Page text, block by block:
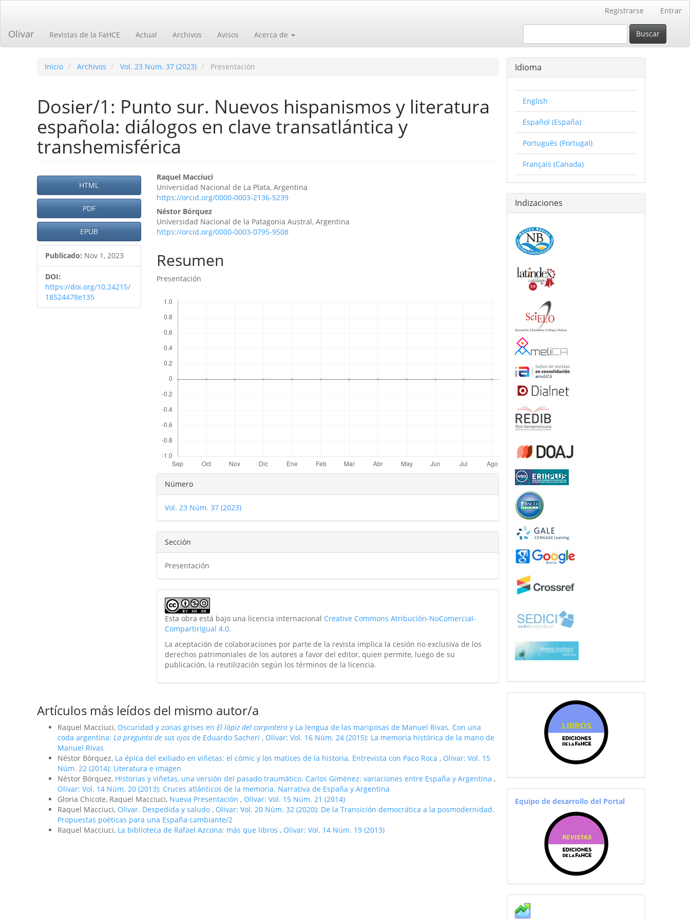
principal
Barra
Registrarse Entrar
Olivar Revistas de la FaHCE Actual Archivos Avisos Acerca de Buscar
Inicio Archivos Vol. 23 Núm. 37 (2023) Presentación
Dosier/1: Punto sur. Nuevos hispanismos y literatura
española: diálogos en clave transatlántica y
transhemisférica
Barra
lateral
del
artículo
HTML
PDF
EPUB
Publicado: Nov 1, 2023
DOI:
https://doi.org/10.24215/
18524478e135
Contenido
principal
del
artículo
Raquel Macciuci
Universidad Nacional de La Plata, Argentina
https://orcid.org/0000-0003-2136-5239
Néstor Bórquez
Universidad Nacional de la Patagonia Austral, Argentina
https://orcid.org/0000-0003-0795-9508
Resumen
Presentación
Detalles
del
artículo
Número
Vol. 23 Núm. 37 (2023)
Sección
Presentación
Esta obra está bajo una licencia internacional Creative Commons Atribución-NoComercial-
CompartirIgual 4.0.
La aceptación de colaboraciones por parte de la revista implica la cesión no exclusiva de los
derechos patrimoniales de los autores a favor del editor, quien permite, luego de su
publicación, la reutilización según los términos de la licencia.
Artículos más leídos del mismo autor/a
Raquel Macciuci, Oscuridad y zonas grises en El lápiz del carpintero y La lengua de las mariposas de Manuel Rivas. Con una
coda argentina: La pregunta de sus ojos de Eduardo Sacheri , Olivar: Vol. 16 Núm. 24 (2015): La memoria histórica de la mano de
Manuel Rivas
Néstor Bórquez, La épica del exiliado en viñetas: el cómic y los matices de la historia. Entrevista con Paco Roca , Olivar: Vol. 15
Núm. 22 (2014): Literatura e imagen
Néstor Bórquez, Historias y viñetas, una versión del pasado traumático. Carlos Giménez: variaciones entre España y Argentina ,
Olivar: Vol. 14 Núm. 20 (2013): Cruces atlánticos de la memoria. Narrativa de España y Argentina
Gloria Chicote, Raquel Macciuci, Nueva Presentación , Olivar: Vol. 15 Núm. 21 (2014)
Raquel Macciuci, Olivar. Despedida y saludo , Olivar: Vol. 20 Núm. 32 (2020): De la Transición democrática a la posmodernidad.
Propuestas poéticas para una España cambiante/2
Raquel Macciuci, La biblioteca de Rafael Azcona: más que libros , Olivar: Vol. 14 Núm. 19 (2013)
Idioma
English
Español (España)
Português (Portugal)
Français (Canada)
Indizaciones
equiporevistas
Equipo de desarrollo del Portal
Estadisticas